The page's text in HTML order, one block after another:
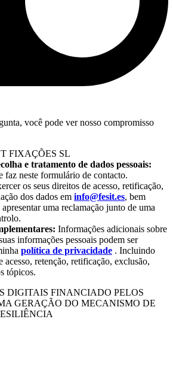
você pode ver nosso compromisso
FIXAÇÕES SL
e tratamento de dados pessoais:
faz neste formulário de contacto.
os seus direitos de acesso, retificação,
dos dados em info@fesit.es, bem
uma reclamação junto de uma
Informações adicionais sobre
informações pessoais podem ser
política de privacidade . Incluindo
acesso, retenção, retificação, exclusão,
tópicos.
DIGITAIS FINANCIADO PELOS
GERAÇÃO DO MECANISMO DE